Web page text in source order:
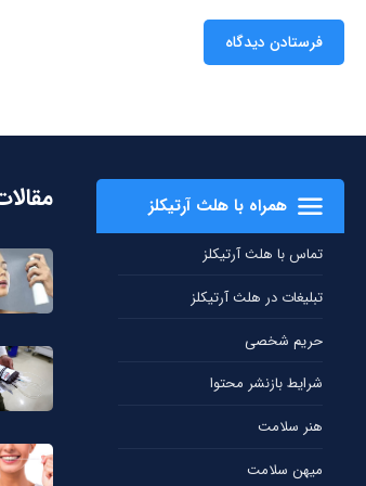
همراه با هلث آرتیکلز
تماس با هلث آرتیکلز
تبلیغات در هلث آرتیکلز
حریم شخصی
شرایط بازنشر محتوا
هنر سلامت
میهن سلامت